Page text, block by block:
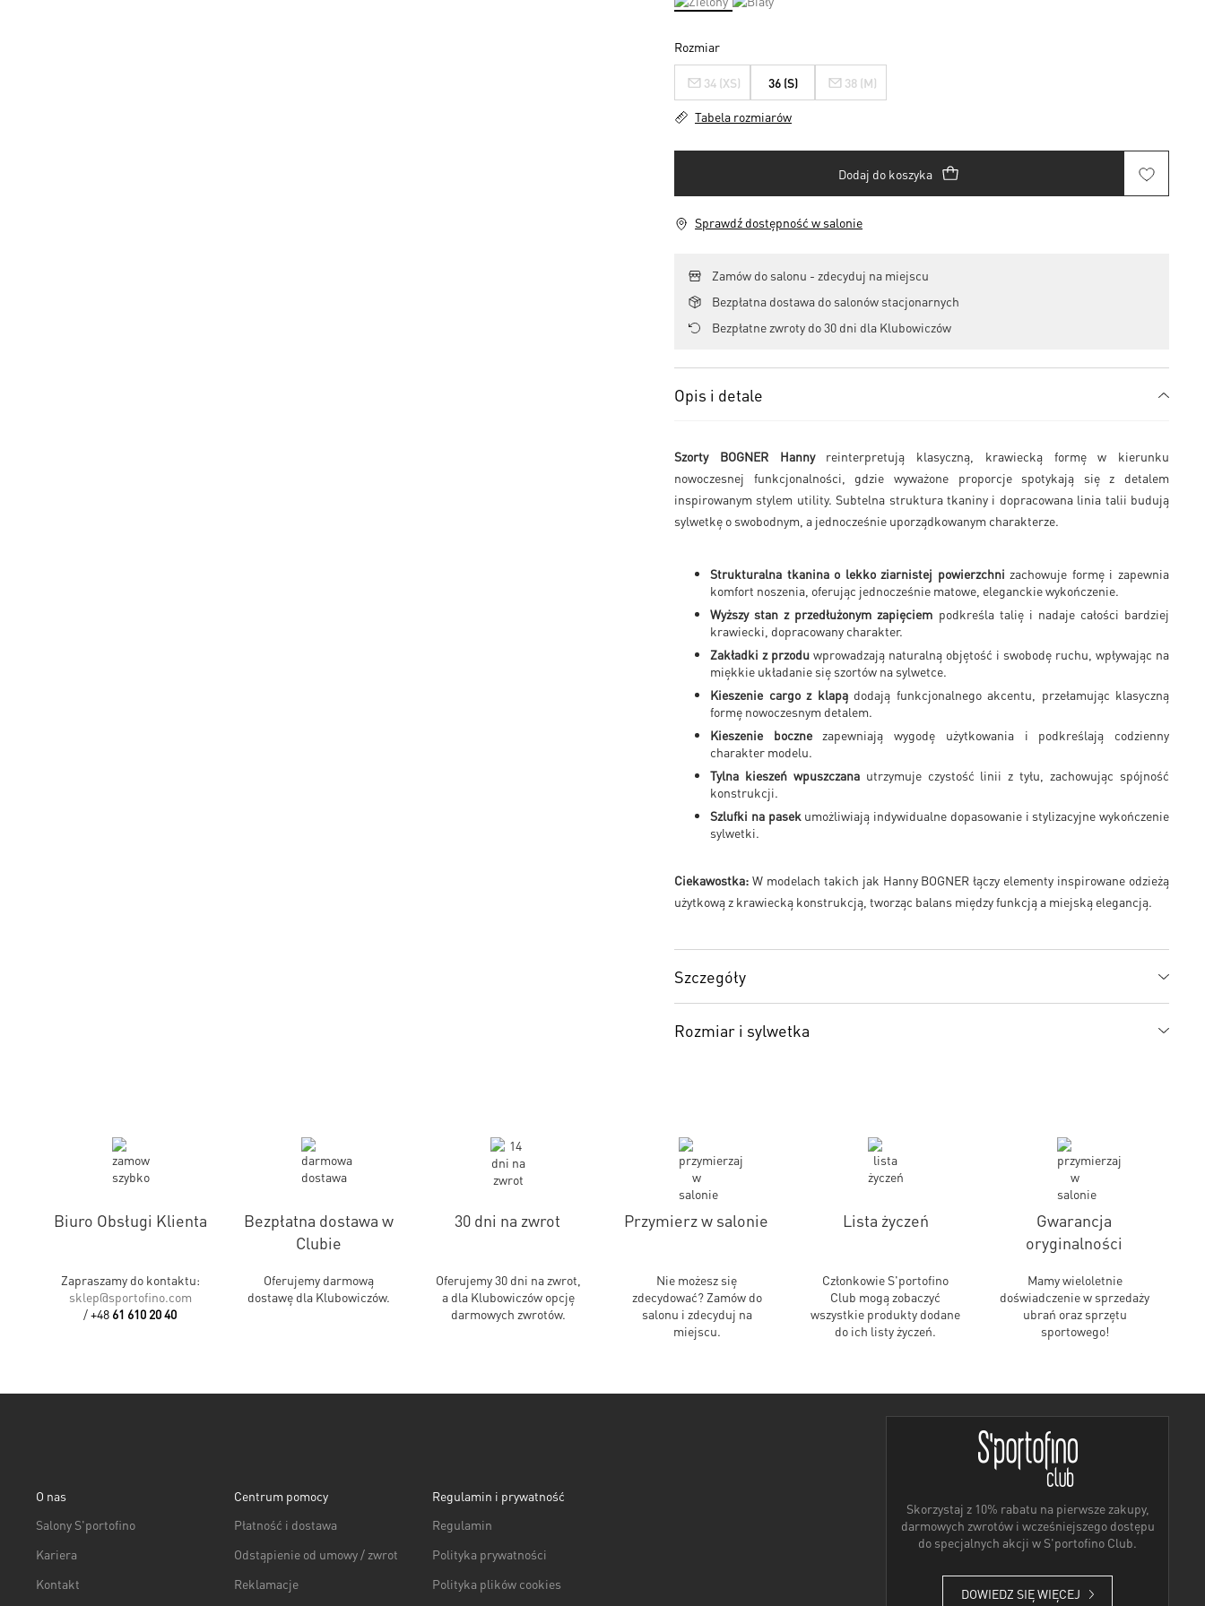
Rozmiar
34 (XS) 36 (S) 38 (M)
Tabela rozmiarów
Dodaj do koszyka
Sprawdź dostępność w salonie
Zamów do salonu - zdecyduj na miejscu
Bezpłatna dostawa do salonów stacjonarnych
Bezpłatne zwroty do 30 dni dla Klubowiczów
Opis i detale
Szorty BOGNER Hannyreinterpretują klasyczną, krawiecką formę w kierunku
nowoczesnej funkcjonalności, gdzie wyważone proporcje spotykają się z detalem
inspirowanym stylem utility. Subtelna struktura tkaniny i dopracowana linia talii budują
sylwetkę o swobodnym, a jednocześnie uporządkowanym charakterze.
Strukturalna tkanina o lekko ziarnistej powierzchni zachowuje formę i zapewnia
komfort noszenia, oferując jednocześnie matowe, eleganckie wykończenie.
Wyższy stan z przedłużonym zapięciem podkreśla talię i nadaje całości bardziej
krawiecki, dopracowany charakter.
Zakładki z przodu wprowadzają naturalną objętość i swobodę ruchu, wpływając na
miękkie układanie się szortów na sylwetce.
Kieszenie cargo z klapądodają funkcjonalnego akcentu, przełamując klasyczną
formę nowoczesnym detalem.
Kieszenie bocznezapewniają wygodę użytkowania i podkreślają codzienny
charakter modelu.
Tylna kieszeń wpuszczanautrzymuje czystość linii z tyłu, zachowując spójność
konstrukcji.
Szlufki na pasekumożliwiają indywidualne dopasowanie i stylizacyjne wykończenie
sylwetki.
Ciekawostka: W modelach takich jak Hanny BOGNER łączy elementy inspirowane odzieżą
użytkową z krawiecką konstrukcją, tworząc balans między funkcją a miejską elegancją.
Szczegóły
Rozmiar i sylwetka
Biuro Obsługi Klienta
Zapraszamy do kontaktu:
sklep@sportofino.com
/+48 61 610 20 40
Bezpłatna dostawa w
Clubie
Oferujemy darmową
dostawę dla Klubowiczów.
30 dni na zwrot
Oferujemy 30 dni na zwrot,
a dla Klubowiczów opcję
darmowych zwrotów.
Przymierz w salonie
Nie możesz się
zdecydować? Zamów do
salonu i zdecyduj na
miejscu.
Lista życzeń
Członkowie S'portofino
Club mogą zobaczyć
wszystkie produkty dodane
do ich listy życzeń.
Gwarancja
oryginalności
Mamy wieloletnie
doświadczenie w sprzedaży
ubrań oraz sprzętu
sportowego!
Skorzystaj z 10% rabatu na pierwsze zakupy,
darmowych zwrotów i wcześniejszego dostępu
do specjalnych akcji w S'portofino Club.
DOWIEDZ SIĘ WIĘCEJ
O nas
Salony S'portofino
Kariera
Kontakt
Centrum pomocy
Płatność i dostawa
Odstąpienie od umowy / zwrot
Reklamacje
Regulamin i prywatność
Regulamin
Polityka prywatności
Polityka plików cookies